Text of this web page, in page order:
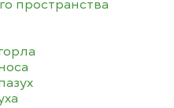
пространства